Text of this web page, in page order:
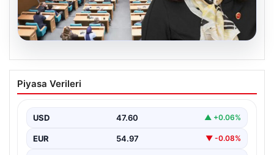
Üsküdar Belediyesi’nde başkanvekili
Sibel Tan Çetinkaya oldu
Tan Çetinkaya Seçildi”, “content”: “ Üsküdar
Belediyesi’nde önemli…
Piyasa Verileri
USD 47.60 ▲ +0.06%
EUR 54.97 ▼ -0.08%